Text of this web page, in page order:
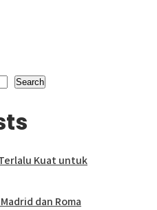
Search
Kuat untuk
dan Roma